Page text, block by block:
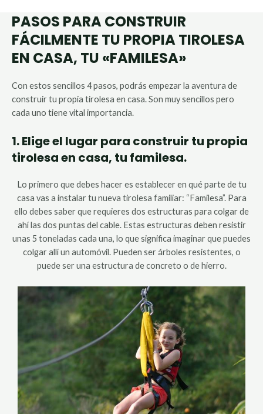
PASOS PARA CONSTRUIR
FÁCILMENTE TU PROPIA TIROLESA
EN CASA, TU «FAMILESA»
Con estos sencillos 4 pasos, podrás empezar la aventura de
construir tu propia tirolesa en casa. Son muy sencillos pero
cada uno tiene vital importancia.
1. Elige el lugar para construir tu propia
tirolesa en casa, tu familesa.
Lo primero que debes hacer es establecer en qué parte de tu
casa vas a instalar tu nueva tirolesa familiar: “Familesa”. Para
ello debes saber que requieres dos estructuras para colgar de
ahí las dos puntas del cable. Estas estructuras deben resistir
unas 5 toneladas cada una, lo que significa imaginar que puedes
colgar allí un automóvil. Pueden ser árboles resistentes, o
puede ser una estructura de concreto o de hierro.